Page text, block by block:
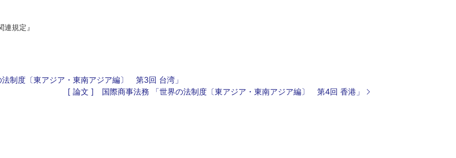
連規定』
制度〔東アジア・東南アジア編〕 第3回 台湾」
[ 論文 ] 国際商事法務 「世界の法制度〔東アジア・東南アジア編〕 第4回 香港」